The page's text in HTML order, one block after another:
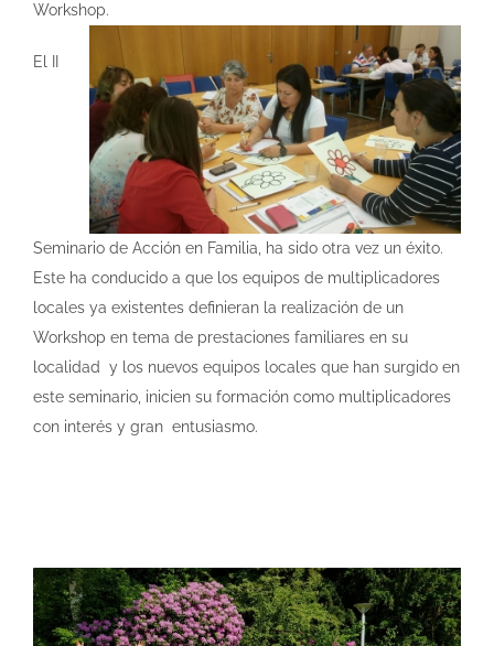
Workshop.
El II
Seminario de Acción en Familia, ha sido otra vez un éxito.
Este ha conducido a que los equipos de multiplicadores
locales ya existentes definieran la realización de un
Workshop en tema de prestaciones familiares en su
localidad y los nuevos equipos locales que han surgido en
este seminario, inicien su formación como multiplicadores
con interés y gran entusiasmo.